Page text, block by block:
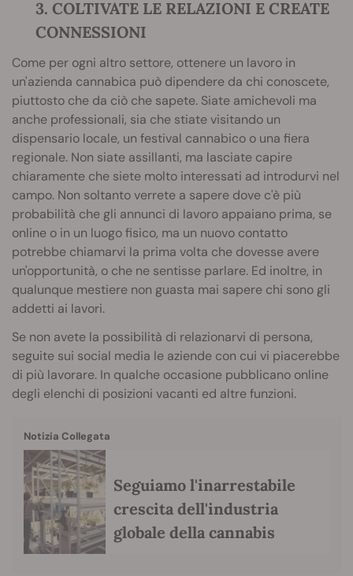
3. COLTIVATE LE RELAZIONI E CREATE
CONNESSIONI
Come per ogni altro settore, ottenere un lavoro in
un'azienda cannabica può dipendere da chi conoscete,
piuttosto che da ciò che sapete. Siate amichevoli ma
anche professionali, sia che stiate visitando un
dispensario locale, un festival cannabico o una fiera
regionale. Non siate assillanti, ma lasciate capire
chiaramente che siete molto interessati ad introdurvi nel
campo. Non soltanto verrete a sapere dove c'è più
probabilità che gli annunci di lavoro appaiano prima, se
online o in un luogo fisico, ma un nuovo contatto
potrebbe chiamarvi la prima volta che dovesse avere
un'opportunità, o che ne sentisse parlare. Ed inoltre, in
qualunque mestiere non guasta mai sapere chi sono gli
addetti ai lavori.
Se non avete la possibilità di relazionarvi di persona,
seguite sui social media le aziende con cui vi piacerebbe
di più lavorare. In qualche occasione pubblicano online
degli elenchi di posizioni vacanti ed altre funzioni.
Notizia Collegata
Seguiamo l'inarrestabile
crescita dell'industria
globale della cannabis